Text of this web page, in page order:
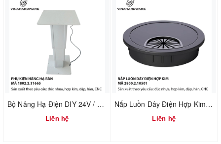
Bộ Nâng Hạ Điện DIY 24V / 220V – Cơ Cấu Nâng Bàn Tatami – Mã 1802.2.31665
Liên hệ
Nắp Luồn Dây Điện Hợp Kim Đúc Sơn Đen – Mã 2800.2.10501
Liên hệ